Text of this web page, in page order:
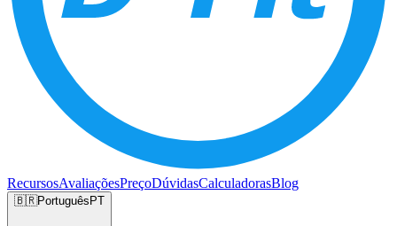
RecursosAvaliaçõesPreçoDúvidasCalculadorasBlog
🇧🇷PortuguêsPT